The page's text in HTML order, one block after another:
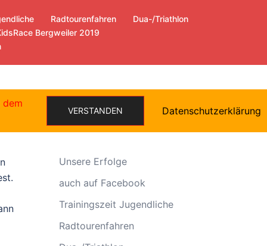
Radtourenfahren
Dua-/Triathlon
Bergweiler 2019
Allgemein
Unsere Erfolge
auch auf Facebook
Trainingszeit Jugendliche
Radtourenfahren
VERSTANDEN Datenschutzerklärung